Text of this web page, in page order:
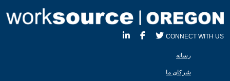
CONNECT WITH US
رسانه
شرکای ما